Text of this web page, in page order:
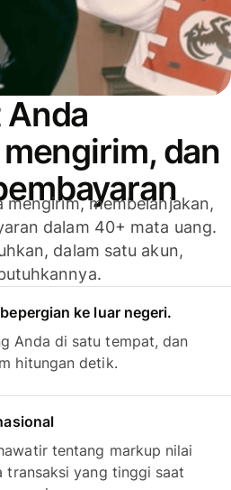
Anda
dan
mengirim, membelanjakan,
dalam 40+ mata uang.
dalam satu akun,
ke luar negeri.
Anda di satu tempat, dan
hitungan detik.
tentang markup nilai
yang tinggi saat